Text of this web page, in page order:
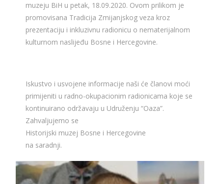
muzeju BiH u petak, 18.09.2020. Ovom prilikom je
promovisana Tradicija Zmijanjskog veza kroz
prezentaciju i inkluzivnu radionicu o nematerijalnom
kulturnom naslijeđu Bosne i Hercegovine.
Iskustvo i usvojene informacije naši će članovi moći
primijeniti u radno-okupacionim radionicama koje se
kontinuirano održavaju u Udruženju “Oaza”.
Zahvaljujemo se
Historijski muzej Bosne i Hercegovine
na saradnji.